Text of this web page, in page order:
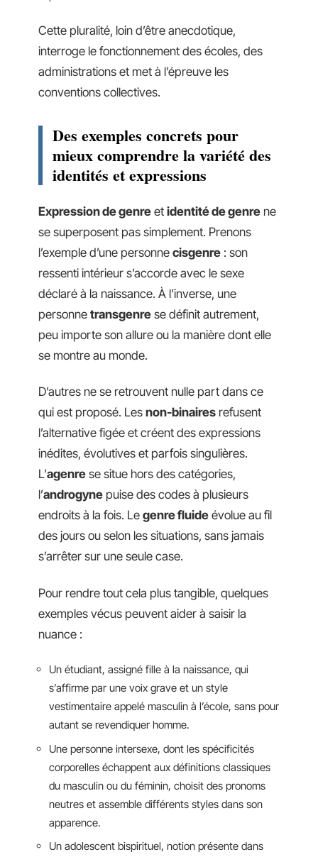
Cette pluralité, loin d’être anecdotique,
interroge le fonctionnement des écoles, des
administrations et met à l’épreuve les
conventions collectives.
Des exemples concrets pour
mieux comprendre la variété des
identités et expressions
Expression de genre et identité de genre ne
se superposent pas simplement. Prenons
l’exemple d’une personne cisgenre : son
ressenti intérieur s’accorde avec le sexe
déclaré à la naissance. À l’inverse, une
personne transgenre se définit autrement,
peu importe son allure ou la manière dont elle
se montre au monde.
D’autres ne se retrouvent nulle part dans ce
qui est proposé. Les non-binaires refusent
l’alternative figée et créent des expressions
inédites, évolutives et parfois singulières.
L’agenre se situe hors des catégories,
l’androgyne puise des codes à plusieurs
endroits à la fois. Le genre fluide évolue au fil
des jours ou selon les situations, sans jamais
s’arrêter sur une seule case.
Pour rendre tout cela plus tangible, quelques
exemples vécus peuvent aider à saisir la
nuance :
Un étudiant, assigné fille à la naissance, qui
s’affirme par une voix grave et un style
vestimentaire appelé masculin à l’école, sans pour
autant se revendiquer homme.
Une personne intersexe, dont les spécificités
corporelles échappent aux définitions classiques
du masculin ou du féminin, choisit des pronoms
neutres et assemble différents styles dans son
apparence.
Un adolescent bispirituel, notion présente dans